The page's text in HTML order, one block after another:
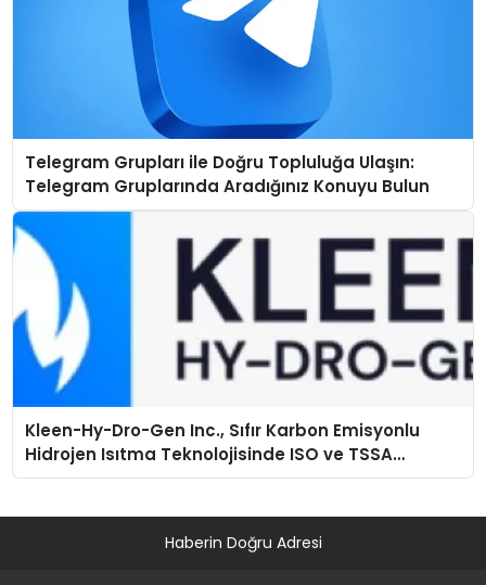
Telegram Grupları ile Doğru Topluluğa Ulaşın:
Telegram Gruplarında Aradığınız Konuyu Bulun
Kleen-Hy-Dro-Gen Inc., Sıfır Karbon Emisyonlu
Hidrojen Isıtma Teknolojisinde ISO ve TSSA
Düzenleyici Onaylarını Aldı
Haberin Doğru Adresi